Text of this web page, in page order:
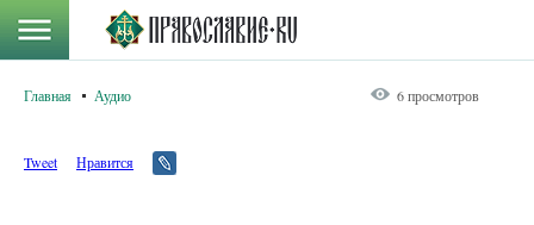
Главная Аудио 6 просмотров
Tweet Нравится